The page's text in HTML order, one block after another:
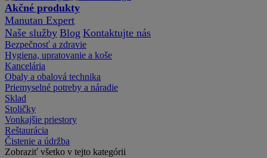
Akčné produkty
Manutan Expert
Naše služby Blog Kontaktujte nás
Bezpečnosť a zdravie
Hygiena, upratovanie a koše
Kancelária
Obaly a obalová technika
Priemyselné potreby a náradie
Sklad
Stoličky
Vonkajšie priestory
Reštaurácia
Čistenie a údržba
Zobraziť všetko v tejto kategórii